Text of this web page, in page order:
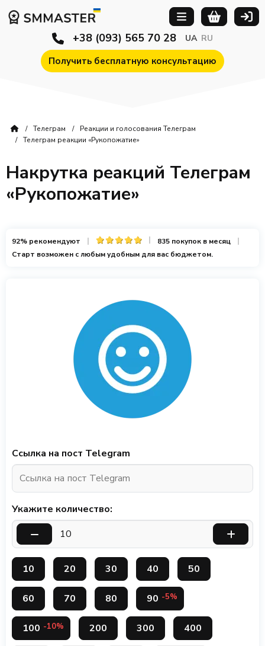
Получить бесплатную консультацию
+38 (093) 565 70 28 UA RU
Телеграм
Реакции и голосования Телеграм
Телеграм реакции «Рукопожатие»
Накрутка реакций Телеграм
«Рукопожатие»
92% рекомендуют
835 покупок в месяц
Старт возможен с любым удобным для вас бюджетом.
Ссылка на пост Telegram
Укажите количество:
10 20 30 40 50
60 70 80 90 -5%
100 -10% 200 300 400